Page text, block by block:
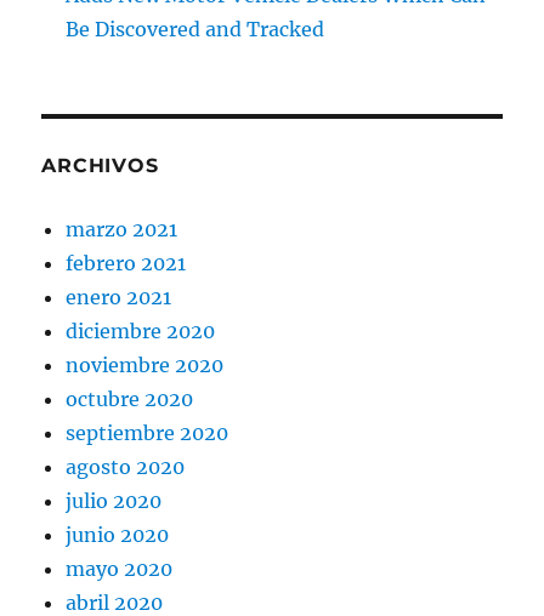
Be Discovered and Tracked
ARCHIVOS
marzo 2021
febrero 2021
enero 2021
diciembre 2020
noviembre 2020
octubre 2020
septiembre 2020
agosto 2020
julio 2020
junio 2020
mayo 2020
abril 2020